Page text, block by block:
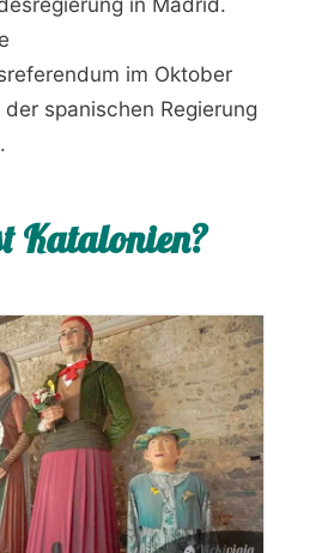
im Oktober
spanischen Regierung
Katalonien?